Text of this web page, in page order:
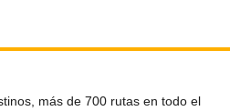
más de 700 rutas en todo el